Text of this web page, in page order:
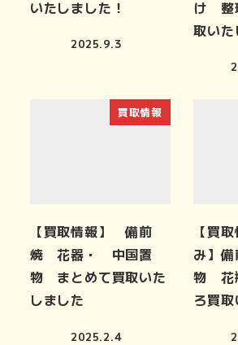
いたしました！
2025.9.3
け 整
取い
買取情報
【買取情報】 備前
焼 花器・ 中国置
物 まとめて買取いた
しました
2025.2.4
【買
み】
物 花
ろ買